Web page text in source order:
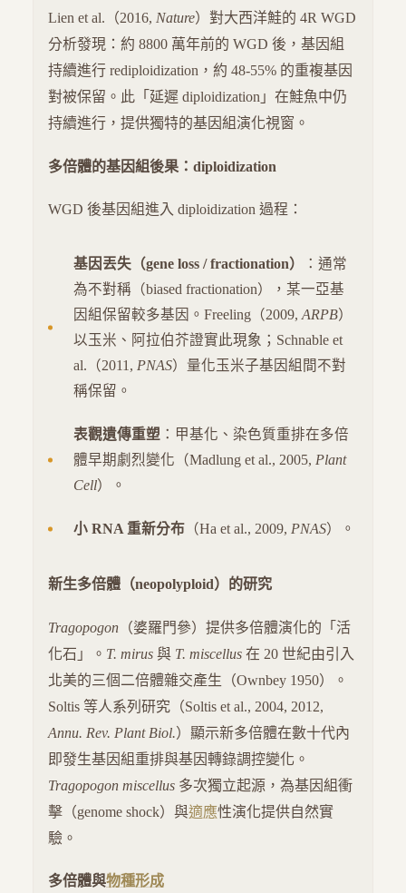
Lien et al.（2016, Nature）對大西洋鮭的 4R WGD
分析發現：約 8800 萬年前的 WGD 後，基因組
持續進行 rediploidization，約 48-55% 的重複基因
對被保留。此「延遲 diploidization」在鮭魚中仍
持續進行，提供獨特的基因組演化視窗。
多倍體的基因組後果：diploidization
WGD 後基因組進入 diploidization 過程：
基因丟失（gene loss / fractionation）
：通常
為不對稱（biased fractionation），某一亞基
因組保留較多基因。Freeling（2009, ARPB）
以玉米、阿拉伯芥證實此現象；Schnable et
al.（2011, PNAS）量化玉米子基因組間不對
稱保留。
表觀遺傳重塑 ：甲基化、染色質重排在多倍
體早期劇烈變化（Madlung et al., 2005, Plant
Cell）。
小 RNA 重新分布 （Ha et al., 2009, PNAS）。
新生多倍體（neopolyploid）的研究
Tragopogon （婆羅門參）提供多倍體演化的「活
化石」。 T. mirus 與 T. miscellus 在 20 世紀由引入
北美的三個二倍體雜交產生（Ownbey 1950）。
Soltis 等人系列研究（Soltis et al., 2004, 2012,
Annu. Rev. Plant Biol.）顯示新多倍體在數十代內
即發生基因組重排與基因轉錄調控變化。
Tragopogon miscellus 多次獨立起源，為基因組衝
擊（genome shock）與適應性演化提供自然實
驗。
多倍體與物種形成